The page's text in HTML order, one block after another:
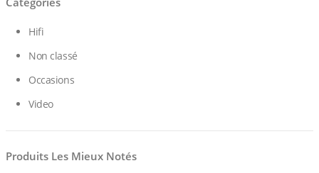
Hifi
Non classé
Occasions
Video
Produits Les Mieux Notés